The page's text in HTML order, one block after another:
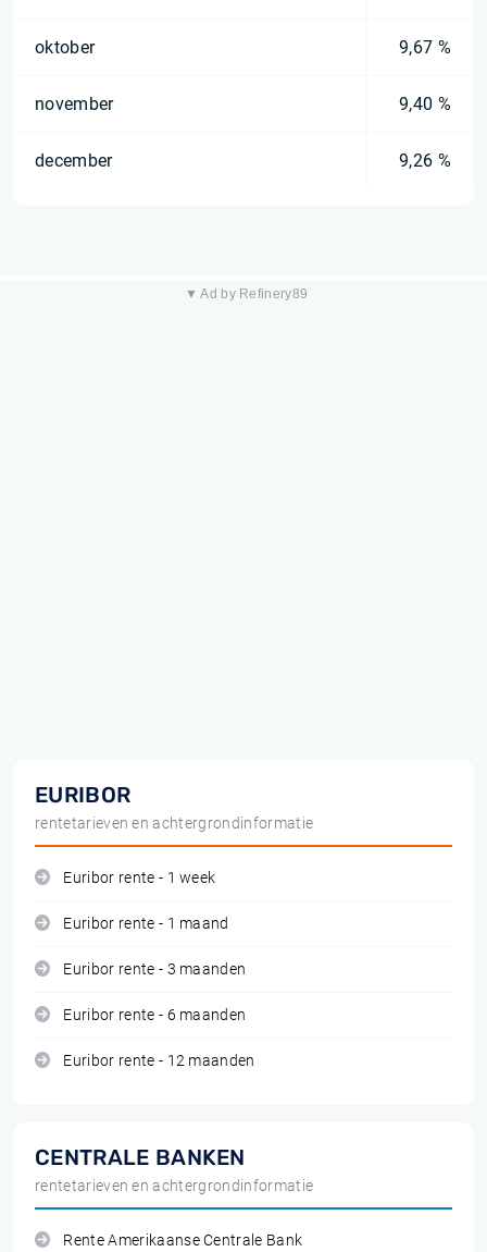
oktober 9,67 %
november 9,40 %
december 9,26 %
▼ Ad by Refinery89
EURIBOR
rentetarieven en achtergrondinformatie
Euribor rente - 1 week
Euribor rente - 1 maand
Euribor rente - 3 maanden
Euribor rente - 6 maanden
Euribor rente - 12 maanden
CENTRALE BANKEN
rentetarieven en achtergrondinformatie
Rente Amerikaanse Centrale Bank